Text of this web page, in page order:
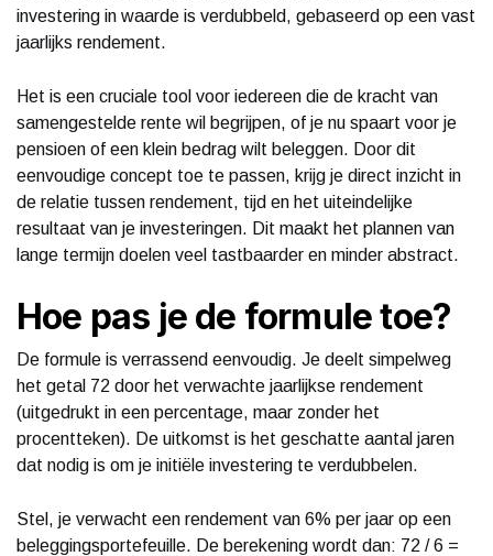
investering in waarde is verdubbeld, gebaseerd op een vast
jaarlijks rendement.
Het is een cruciale tool voor iedereen die de kracht van
samengestelde rente wil begrijpen, of je nu spaart voor je
pensioen of een klein bedrag wilt beleggen. Door dit
eenvoudige concept toe te passen, krijg je direct inzicht in
de relatie tussen rendement, tijd en het uiteindelijke
resultaat van je investeringen. Dit maakt het plannen van
lange termijn doelen veel tastbaarder en minder abstract.
Hoe pas je de formule toe?
De formule is verrassend eenvoudig. Je deelt simpelweg
het getal 72 door het verwachte jaarlijkse rendement
(uitgedrukt in een percentage, maar zonder het
procentteken). De uitkomst is het geschatte aantal jaren
dat nodig is om je initiële investering te verdubbelen.
Stel, je verwacht een rendement van 6% per jaar op een
beleggingsportefeuille. De berekening wordt dan: 72 / 6 =